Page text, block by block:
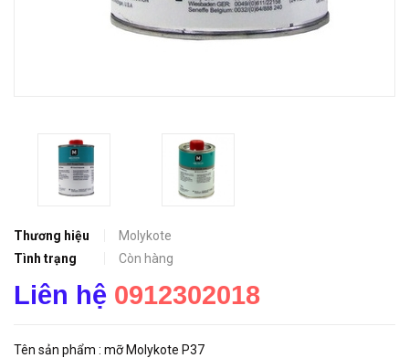
Thương hiệu
Molykote
Tình trạng
Còn hàng
Liên hệ 0912302018
Tên sản phẩm : mỡ Molykote P37